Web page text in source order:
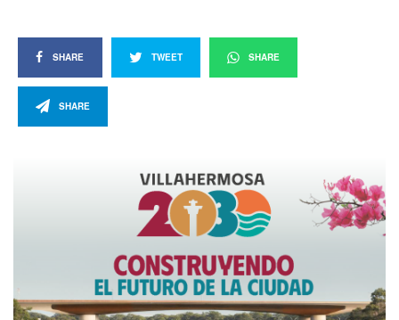
SHARE TWEET SHARE
SHARE